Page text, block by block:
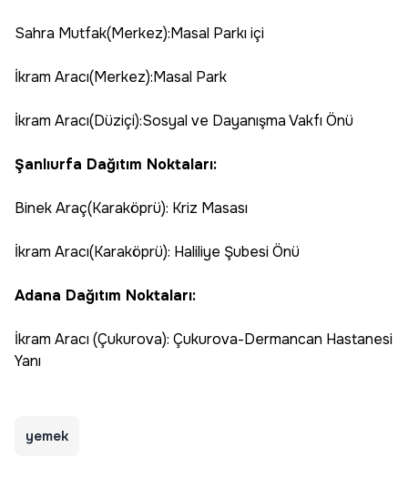
Sahra Mutfak(Merkez):Masal Parkı içi
İkram Aracı(Merkez):Masal Park
İkram Aracı(Düziçi):Sosyal ve Dayanışma Vakfı Önü
Şanlıurfa Dağıtım Noktaları:
Binek Araç(Karaköprü): Kriz Masası
İkram Aracı(Karaköprü): Haliliye Şubesi Önü
Adana Dağıtım Noktaları:
İkram Aracı (Çukurova): Çukurova-Dermancan Hastanesi
Yanı
yemek